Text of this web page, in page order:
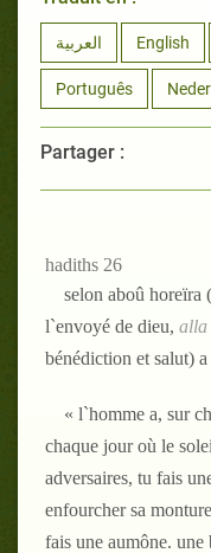
العربية English
Português
Partager :
hadiths 26
selon aboû horeïra
l`envoyé de dieu, alla
bénédiction et salut)
« l`homme a, sur
chaque jour où le
adversaires, tu fais
enfourcher sa
fais une aumône. une